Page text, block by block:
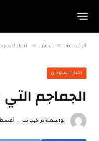
الرئيسية » اخبار » اخبار
اخبار السودان
الجماجم
بواسطة كراكيب نت أغسطس